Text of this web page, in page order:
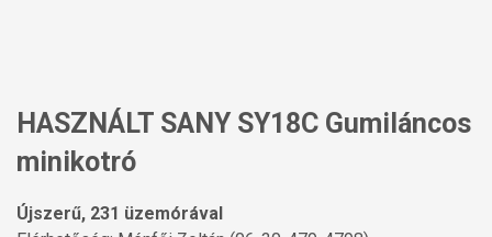
HASZNÁLT SANY SY18C Gumiláncos
minikotró
Újszerű, 231 üzemórával